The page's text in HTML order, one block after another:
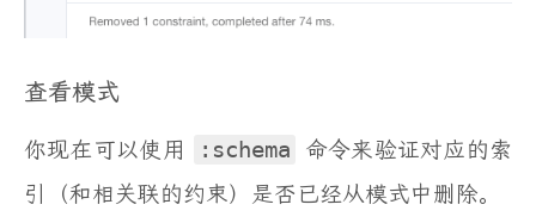
查看模式
你现在可以使用 :schema
命令来验证对应的索
引（和相关联的约束）是否已经从模式中删除。